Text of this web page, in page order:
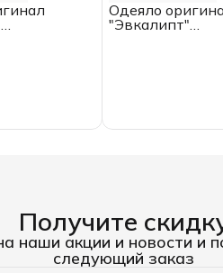
Одеяло
"Эвкалипт"
Получите
наши акции и новости и
следующий заказ